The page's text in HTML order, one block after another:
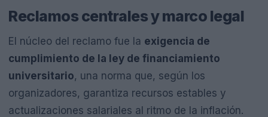
Reclamos centrales y marco legal
El núcleo del reclamo fue la exigencia de
cumplimiento de la ley de financiamiento
universitario, una norma que, según los
organizadores, garantiza recursos estables y
actualizaciones salariales al ritmo de la inflación.